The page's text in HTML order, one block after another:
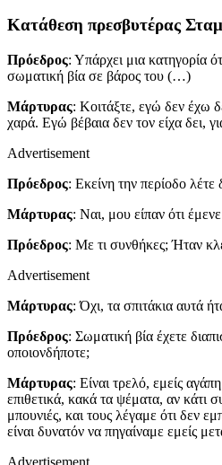
Κατάθεση πρεσβυτέρας
Πρόεδρος: Υπάρχει μια κατηγορία
σωματική βία σε βάρος του (…)
Μάρτυρας: Κοιτάξτε, εγώ δεν έχω
χαρά. Εγώ βέβαια δεν τον είχα δει,
Advertisement
Πρόεδρος: Εκείνη την περίοδο λέτε
Μάρτυρας: Ναι, μου είπαν ότι
Πρόεδρος: Με τι συνθήκες; Ήταν
Advertisement
Μάρτυρας: Όχι, τα σπιτάκια αυτά
Πρόεδρος: Σωματική βία έχετε
οποιονδήποτε;
Μάρτυρας: Είναι τρελό, εμείς
επιθετικά, κακά τα ψέματα, αν κάτι
μπουνιές, και τους λέγαμε ότι δεν
είναι δυνατόν να πηγαίναμε εμείς